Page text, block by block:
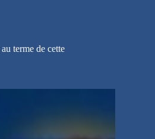
terme de cette